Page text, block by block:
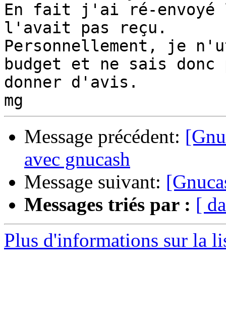
En fait j'ai ré-envoyé
l'avait pas reçu.
Personnellement, je
budget et ne sais
donner d'avis.
Message précédent:
avec gnucash
Message suivant:
Messages triés par : [
Plus d'informations sur la